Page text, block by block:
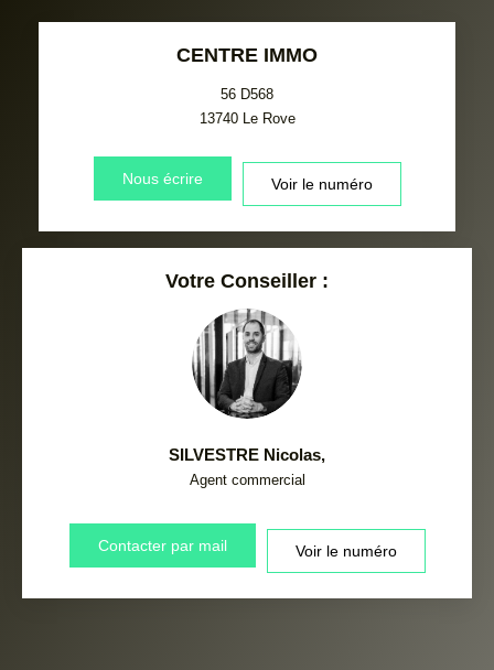
CENTRE IMMO
56 D568
13740 Le Rove
Nous écrire Voir le numéro
Votre Conseiller :
SILVESTRE Nicolas,
Agent commercial
Contacter par mail Voir le numéro